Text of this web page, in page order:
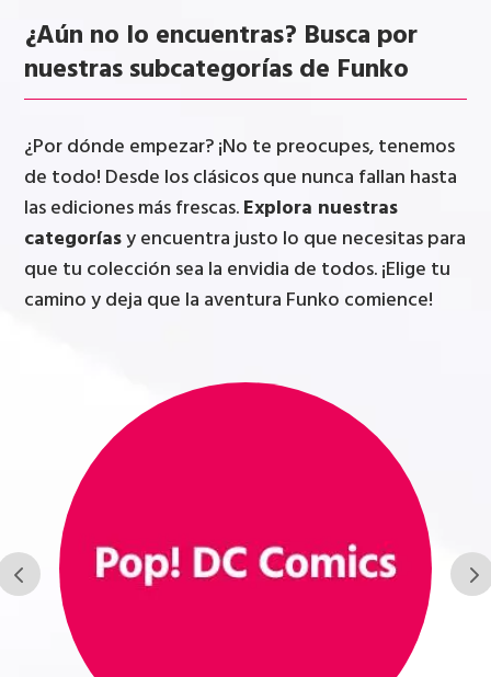
¿Aún no lo encuentras? Busca por
nuestras subcategorías de Funko
¿Por dónde empezar? ¡No te preocupes, tenemos
de todo! Desde los clásicos que nunca fallan hasta
las ediciones más frescas.Explora nuestras
categoríasy encuentra justo lo que necesitas para
que tu colección sea la envidia de todos. ¡Elige tu
camino y deja que la aventura Funko comience!